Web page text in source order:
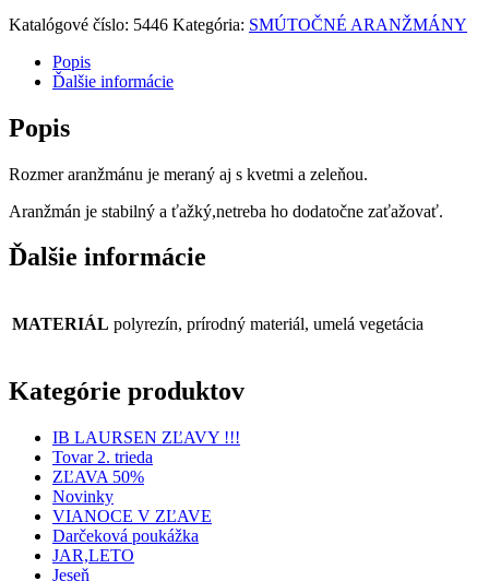
Katalógové číslo: 5446 Kategória: SMÚTOČNÉ ARANŽMÁNY
Popis
Ďalšie informácie
Popis
Rozmer aranžmánu je meraný aj s kvetmi a zeleňou.
Aranžmán je stabilný a ťažký,netreba ho dodatočne zaťažovať.
Ďalšie informácie
MATERIÁL polyrezín, prírodný materiál, umelá vegetácia
Kategórie produktov
IB LAURSEN ZĽAVY !!!
Tovar 2. trieda
ZĽAVA 50%
Novinky
VIANOCE V ZĽAVE
Darčeková poukážka
JAR,LETO
Jeseň